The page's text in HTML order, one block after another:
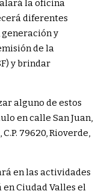
la oficina
diferentes
generación y
de la
y brindar
alguno de estos
en calle San Juan,
79620, Rioverde,
en las actividades
en Ciudad Valles el